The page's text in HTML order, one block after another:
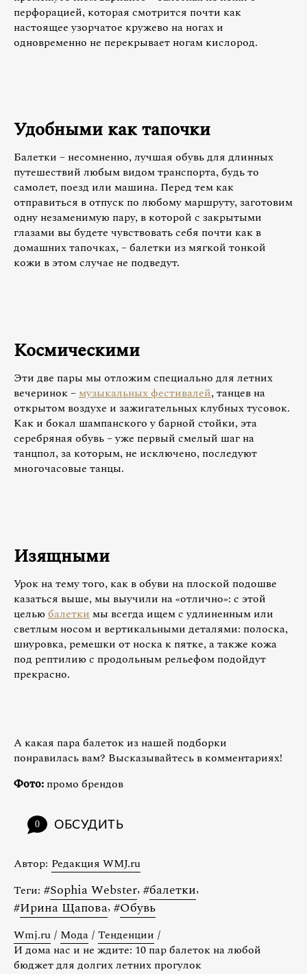
перфорацией, которая смотрится почти как
настоящее узорчатое кружево на ногах и
одновременно не перекрывает ногам кислород.
Удобными как тапочки
Балетки – несомненно, лучшая обувь для длинных
путешествий любым видом транспорта, будь то
самолет, поезд или машина. Перед тем как
отправиться в отпуск по любому маршруту, заготовим
одну незаменимую пару, в которой с закрытыми
глазами вы будете чувствовать себя почти как в
домашних тапочках, – балетки из мягкой тонкой
кожи в этом случае не подведут.
Космическими
Эти две пары мы отложим специально для летних
вечеринок –музыкальных фестивалей, танцев на
открытом воздухе и зажигательных клубных тусовок.
Как и бокал шампанского у барной стойки, эта
серебряная обувь – уже первый смелый шаг на
танцпол, за которым, не исключено, последуют
многочасовые танцы.
Изящными
Урок на тему того, как в обуви на плоской подошве
казаться выше, мы выучили на «отлично»: с этой
цельюбалеткимы всегда ищем с удлиненным или
светлым носом и вертикальными деталями: полоска,
шнуровка, ремешки от носка к пятке, а также кожа
под рептилию с продольным рельефом подойдут
прекрасно.
А какая пара балеток из нашей подборки
понравилась вам? Высказывайтесь в комментариях!
Фото: промо брендов
0 ОБСУДИТЬ
Автор: Редакция WMJ.ru
Теги: #Sophia Webster, #балетки,
#Ирина Щапова, #Обувь
Wmj.ru / Мода / Тенденции /
И дома нас и не ждите: 10 пар балеток на любой
бюджет для долгих летних прогулок